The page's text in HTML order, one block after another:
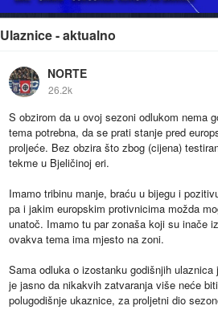
Ulaznice - aktualno
NORTE
26.2k
S obzirom da u ovoj sezoni odlukom nema
tema potrebna, da se prati stanje pred
proljeće. Bez obzira što zbog (cijena)
tekme u Bjeličinoj eri.
Imamo tribinu manje, braću u bijegu i
pa i jakim europskim protivnicima možda
unatoč. Imamo tu par zonaša koji su inače
ovakva tema ima mjesto na zoni.
Sama odluka o izostanku godišnjih
je jasno da nikakvih zatvaranja više neće
polugodišnje ukaznice, za proljetni dio